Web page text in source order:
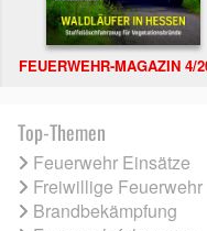
FEUERWEHR-MAGAZIN 4/
Top-Themen
Feuerwehr Einsätze
Freiwillige Feuerwehr
Brandbekämpfung